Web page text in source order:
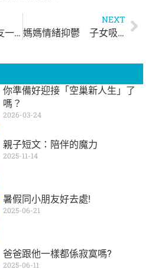
媽媽性格影響小朋友一生
NEXT
媽媽情緒抑鬱 子女吸毒機會高2倍
你準備好迎接「空巢新人生」了
嗎？
2026-03-24
親子短文：陪伴的魔力
2025-11-14
暑假同小朋友好去處!
2025-06-21
爸爸跟他一樣都係寂寞嗎?
2025-06-11